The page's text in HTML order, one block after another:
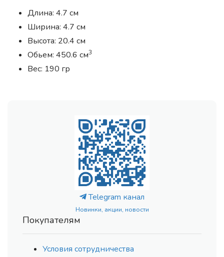
Длина: 4.7 см
Ширина: 4.7 см
Высота: 20.4 см
Обьем: 450.6 см3
Вес: 190 гр
Telegram канал
Новинки, акции, новости
Покупателям
Условия сотрудничества